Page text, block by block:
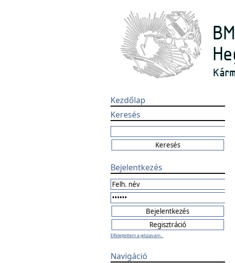
Kezdőlap
Keresés
Bejelentkezés
Elfelejtettem a jelszavam...
Navigáció